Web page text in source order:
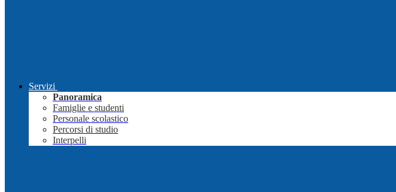
Servizi
Panoramica
Famiglie e studenti
Personale scolastico
Percorsi di studio
Interpelli